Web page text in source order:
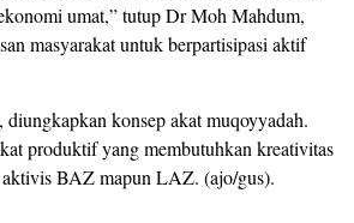
umat,” tutup Dr Moh Mahdum,
masyarakat untuk berpartisipasi aktif
diungkapkan konsep akat muqoyyadah.
produktif yang membutuhkan kreativitas
BAZ mapun LAZ. (ajo/gus).